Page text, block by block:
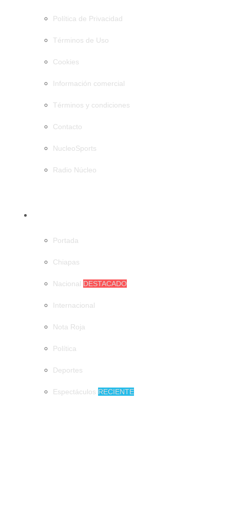
Política de Privacidad
Términos de Uso
Cookies
Información comercial
Términos y condiciones
Contacto
NucleoSports
Radio Núcleo
Portada
Chiapas
Nacional DESTACADO
Internacional
Nota Roja
Política
Deportes
Espectáculos RECIENTE